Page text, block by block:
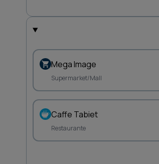
Mega Image
Supermarket/Mall
Caffe Tabiet
Restaurante